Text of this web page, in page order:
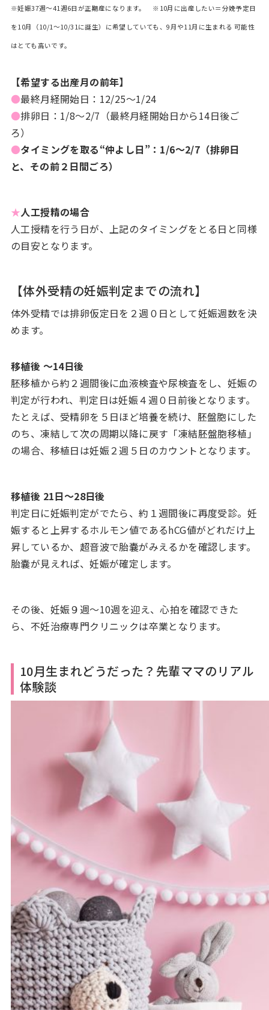
※妊娠37週～41週6日が正期産になります。 ※10月に出産したい＝分娩予定日
を10月（10/1～10/31に誕生）に希望していても、9月や11月に生まれる 可能性
はとても高いです。
【希望する出産月の前年】
●最終月経開始日：12/25～1/24
●排卵日：1/8～2/7（最終月経開始日から14日後ご
ろ）
●タイミングを取る“仲よし日”：1/6～2/7（排卵日
と、その前２日間ごろ）
★人工授精の場合
人工授精を行う日が、上記のタイミングをとる日と同様
の目安となります。
【体外受精の妊娠判定までの流れ】
体外受精では排卵仮定日を２週０日として妊娠週数を決
めます。
移植後 ～14日後
胚移植から約２週間後に血液検査や尿検査をし、妊娠の
判定が行われ、判定日は妊娠４週０日前後となります。
たとえば、受精卵を５日ほど培養を続け、胚盤胞にした
のち、凍結して次の周期以降に戻す「凍結胚盤胞移植」
の場合、移植日は妊娠２週５日のカウントとなります。
移植後 21日～28日後
判定日に妊娠判定がでたら、約１週間後に再度受診。妊
娠すると上昇するホルモン値であるhCG値がどれだけ上
昇しているか、超音波で胎嚢がみえるかを確認します。
胎嚢が見えれば、妊娠が確定します。
その後、妊娠９週～10週を迎え、心拍を確認できた
ら、不妊治療専門クリニックは卒業となります。
10月生まれどうだった？先輩ママのリアル
体験談